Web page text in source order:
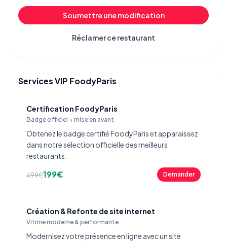
Soumettre une modification
Réclamer ce restaurant
Services VIP FoodyParis
Certification FoodyParis
Badge officiel + mise en avant
Obtenez le badge certifié FoodyParis et apparaissez
dans notre sélection officielle des meilleurs
restaurants.
499€199€ Demander
Création & Refonte de site internet
Vitrine moderne & performante
Modernisez votre présence en ligne avec un site